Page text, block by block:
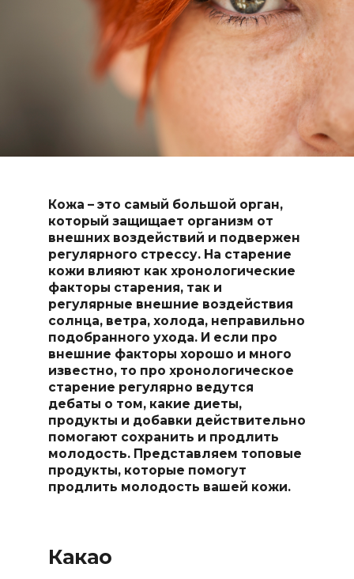
Кожа – это самый большой орган,
который защищает организм от
внешних воздействий и подвержен
регулярного стрессу. На старение
кожи влияют как хронологические
факторы старения, так и
регулярные внешние воздействия
солнца, ветра, холода, неправильно
подобранного ухода. И если про
внешние факторы хорошо и много
известно, то про хронологическое
старение регулярно ведутся
дебаты о том, какие диеты,
продукты и добавки действительно
помогают сохранить и продлить
молодость. Представляем топовые
продукты, которые помогут
продлить молодость вашей кожи.
Какао